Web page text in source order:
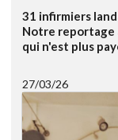
31 infirmiers
Notre reportage
qui n'est plus
27/03/26